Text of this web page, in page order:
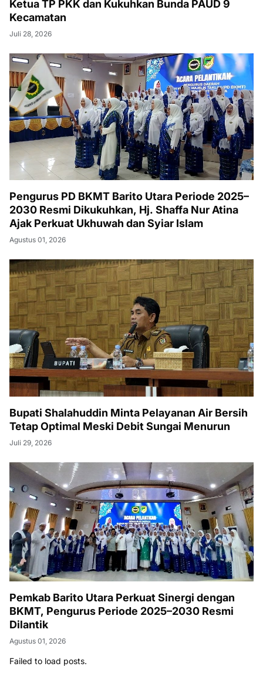
Ketua TP PKK dan Kukuhkan Bunda PAUD 9
Kecamatan
Juli 28, 2026
Pengurus PD BKMT Barito Utara Periode 2025–
2030 Resmi Dikukuhkan, Hj. Shaffa Nur Atina
Ajak Perkuat Ukhuwah dan Syiar Islam
Agustus 01, 2026
Bupati Shalahuddin Minta Pelayanan Air Bersih
Tetap Optimal Meski Debit Sungai Menurun
Juli 29, 2026
Pemkab Barito Utara Perkuat Sinergi dengan
BKMT, Pengurus Periode 2025–2030 Resmi
Dilantik
Agustus 01, 2026
Failed to load posts.